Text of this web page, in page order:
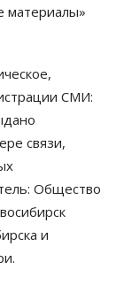
материалы»
СМИ:
связи,
Общество
и